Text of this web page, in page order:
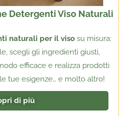
Detergenti Viso Naturali
naturali per il viso su misura:
scegli gli ingredienti giusti,
efficace e realizza prodotti
tue esigenze… e molto altro!
di più